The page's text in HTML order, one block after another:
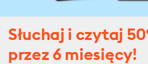
Słuchaj i czytaj
przez 6 miesięcy!